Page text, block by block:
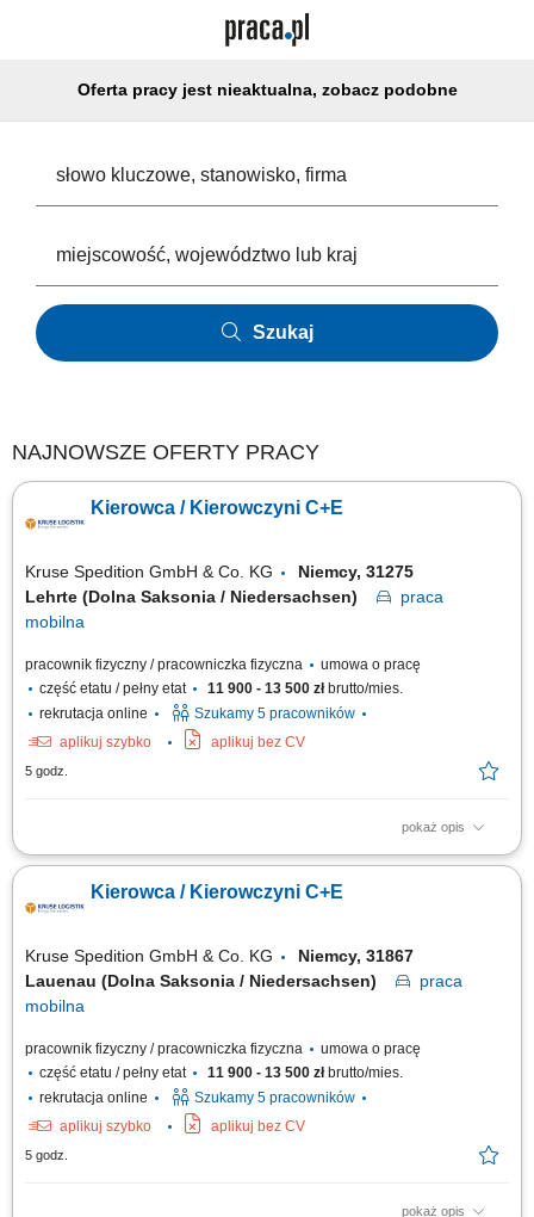
Oferta pracy jest nieaktualna, zobacz podobne
Szukaj
NAJNOWSZE OFERTY PRACY
Kierowca / Kierowczyni C+E
Kruse Spedition GmbH & Co. KG
Niemcy, 31275
Lehrte (Dolna Saksonia / Niedersachsen)
praca
mobilna
pracownik fizyczny / pracowniczka fizyczna
umowa o pracę
część etatu / pełny etat
11 900 - 13 500 złbrutto/mies.
rekrutacja online
Szukamy 5 pracowników
aplikuj szybko
aplikuj bez CV
5 godz.
pokaż opis
Zadania Realizowanie przewozów dystrybucyjnych artykułów
naczepami lub przyczepami w wybranym trybie pracy: rotacyjnym 2:1
bądź w pełnym wymiarze godzin. Prowadzenie zestawów drogowych typu
Kierowca / Kierowczyni C+E
Kruse Spedition GmbH & Co. KG
Niemcy, 31867
Lauenau (Dolna Saksonia / Niedersachsen)
praca
mobilna
pracownik fizyczny / pracowniczka fizyczna
umowa o pracę
część etatu / pełny etat
11 900 - 13 500 złbrutto/mies.
rekrutacja online
Szukamy 5 pracowników
aplikuj szybko
aplikuj bez CV
5 godz.
pokaż opis